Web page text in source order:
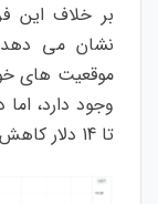
نشان می
وجود دارد،
تا 14 دلار کاهش یابد.